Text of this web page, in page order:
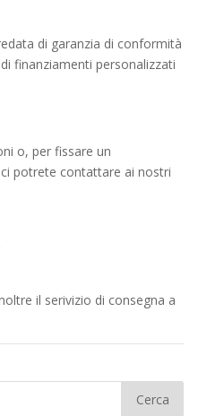
di garanzia di conformità
finanziamenti personalizzati
o, per fissare un
potrete contattare ai nostri
il serivizio di consegna a